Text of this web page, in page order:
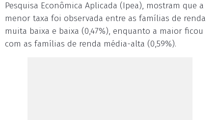
Pesquisa Econômica Aplicada (Ipea), mostram que a
menor taxa foi observada entre as famílias de renda
muita baixa e baixa (0,47%), enquanto a maior ficou
com as famílias de renda média-alta (0,59%).